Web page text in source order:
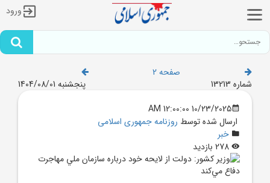
ورود
صفحه 2
شماره 13213
پنجشنبه 1404/08/01
10/23/2025 12:00:00 AM
ارسال شده توسط روزنامه جمهوری اسلامی
خبر